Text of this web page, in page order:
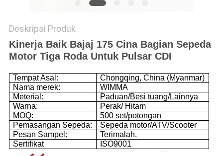
Deskripsi Produk
Kinerja Baik Bajaj 175 Cina Bagian Sepeda
Motor Tiga Roda Untuk Pulsar CDI
Tempat Asal:
Chongqing, China (Myanmar)
Nama merek:
WIMMA
Meterial:
Paduan/Besi tuang/Lainnya
Warna:
Perak/ Hitam
MOQ:
500 set/potongan
Pemasangan Sepeda:
Sepeda motor/ATV/Scooter
Pesan Sampel:
Terimalah.
Sertifikat
ISO9001